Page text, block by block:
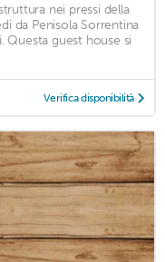
nei pressi della
da Penisola Sorrentina
Questa guest house si
Verifica disponibilità